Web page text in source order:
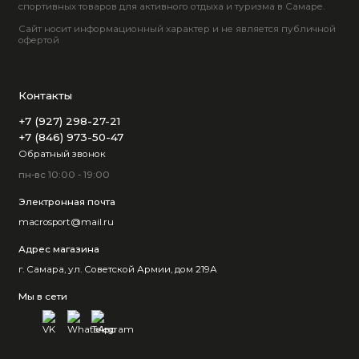
спортивных товаров для активного отдыха и туризма в Самаре.
Сайт носит информационный характер и не является публичной
офертой
Контакты
+7 (927) 298-27-21
+7 (846) 973-50-47
Обратный звонок
пн-вс 10:00 - 19:00
Электронная почта
macrosport@mail.ru
Адрес магазина
г. Самара, ул. Советской Армии, дом 219А
Мы в сети